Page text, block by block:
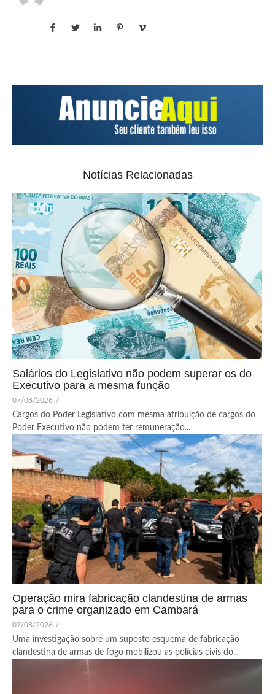
Notícias Relacionadas
Salários do Legislativo não podem superar os do
Executivo para a mesma função
07/08/2026 /
Cargos do Poder Legislativo com mesma atribuição de cargos do
Poder Executivo não podem ter remuneração...
Operação mira fabricação clandestina de armas
para o crime organizado em Cambará
07/08/2026 /
Uma investigação sobre um suposto esquema de fabricação
clandestina de armas de fogo mobilizou as polícias civis do...